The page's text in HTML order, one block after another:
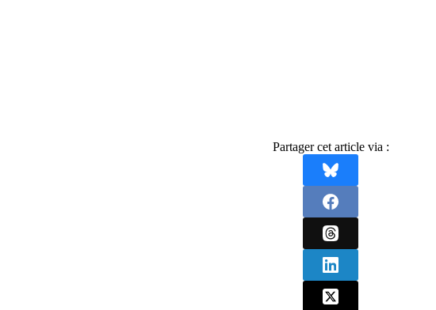
Partager cet article via :